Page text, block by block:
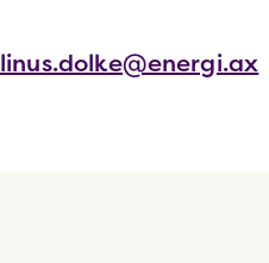
linus.dolke@energi.ax